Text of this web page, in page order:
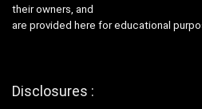
their owners, and
are provided here for educational
Disclosures :